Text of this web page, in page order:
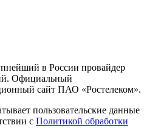
в России провайдер
Официальный
сайт ПАО «Ростелеком».
пользовательские данные
с Политикой обработки